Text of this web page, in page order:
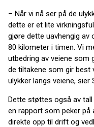
– Når vi nå ser på de
dette er et lite
gjøre dette uavhengig
80 kilometer i timen. Vi
utbedring av veiene som
de tiltakene som gir best
ulykker langs veiene, sier
Dette støttes også av tall
en rapport som peker på
direkte opp til drift og